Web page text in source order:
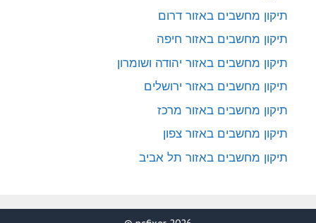
תיקון מחשבים באזור דרום
תיקון מחשבים באזור חיפה
תיקון מחשבים באזור יהודה ושומרון
תיקון מחשבים באזור ירושלים
תיקון מחשבים באזור מרכז
תיקון מחשבים באזור צפון
תיקון מחשבים באזור תל אביב